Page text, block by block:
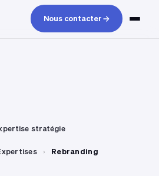
Nous contacter
stratégie
› Rebranding